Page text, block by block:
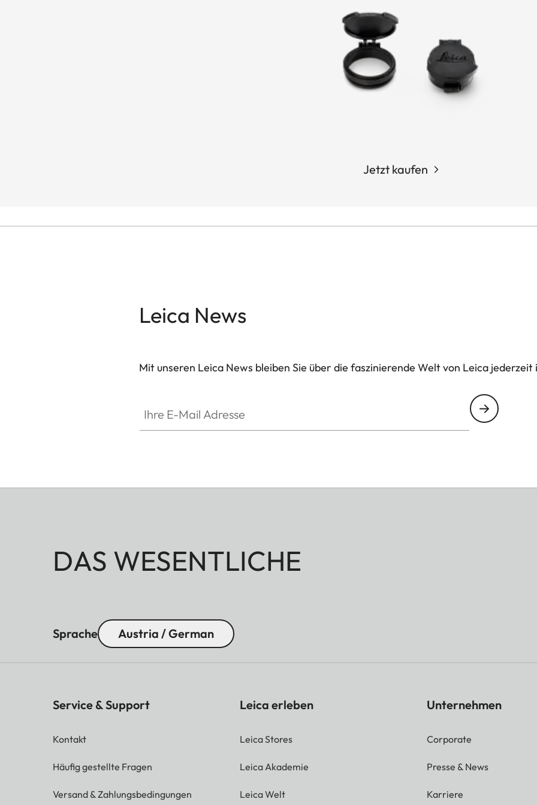
Jetzt kaufen
Leica News
Mit unseren Leica News bleiben Sie über die faszinierende Welt von Leica
DAS WESENTLICHE
Sprache Austria / German
Service & Support
Kontakt
Häufig gestellte Fragen
Versand & Zahlungsbedingungen
Leica erleben
Leica Stores
Leica Akademie
Leica Welt
Unternehmen
Corporate
Presse & News
Karriere